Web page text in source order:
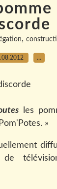
,
…
les
»
de